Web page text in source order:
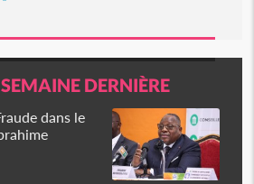
DERNIÈRE
dans le